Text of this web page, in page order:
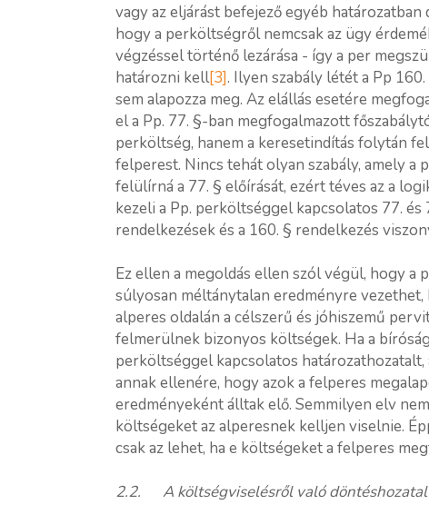
vagy az eljárást befejező egyéb
hogy a perköltségről nemcsak az ügy
végzéssel történő lezárása - így a per
határozni kell[3]. Ilyen szabály létét a Pp
sem alapozza meg. Az elállás esetére
el a Pp. 77. §-ban megfogalmazott
perköltség, hanem a keresetindítás folytán
felperest. Nincs tehát olyan szabály, amely a
felülírná a 77. § előírását, ezért téves az a
kezeli a Pp. perköltséggel kapcsolatos 77.
rendelkezések és a 160. § rendelkezés
Ez ellen a megoldás ellen szól végül, hogy
súlyosan méltánytalan eredményre
alperes oldalán a célszerű és jóhiszemű
felmerülnek bizonyos költségek. Ha a
perköltséggel kapcsolatos
annak ellenére, hogy azok a felperes
eredményeként álltak elő. Semmilyen elv
költségeket az alperesnek kelljen viselnie.
csak az lehet, ha e költségeket a felperes
2.2. A költségviselésről való